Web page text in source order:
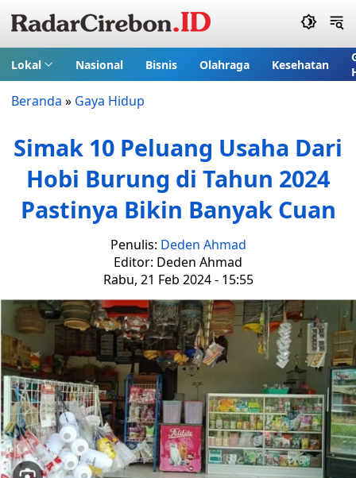
Lokal Nasional Bisnis Olahraga Kesehatan
Beranda » Gaya Hidup
Simak 10 Peluang Usaha Dari
Hobi Burung di Tahun 2024
Pastinya Bikin Banyak Cuan
Penulis: Deden Ahmad
Editor: Deden Ahmad
Rabu, 21 Feb 2024 - 15:55